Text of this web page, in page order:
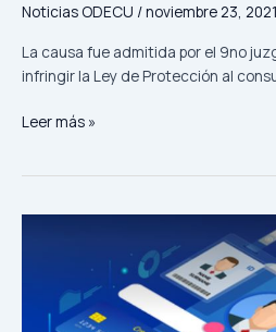
Noticias ODECU /noviembre 23, 2021
La causa fue admitida por el 9no
infringir la Ley de Protección al
Leer más »
responder
Encuesta